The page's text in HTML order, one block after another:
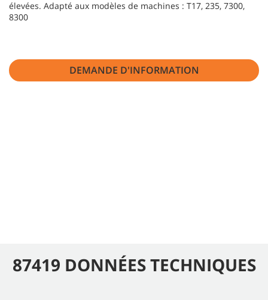
élevées. Adapté aux modèles de machines : T17, 235, 7300,
8300
DEMANDE D'INFORMATION
87419 DONNÉES TECHNIQUES